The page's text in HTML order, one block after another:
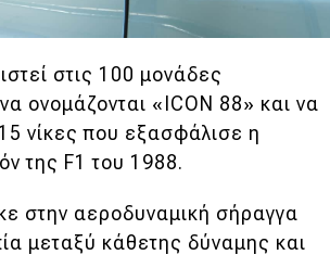
στις 100 μονάδες
ονομάζονται «ICON 88» και να
νίκες που εξασφάλισε η
της F1 του 1988.
στην αεροδυναμική σήραγγα
μεταξύ κάθετης δύναμης και